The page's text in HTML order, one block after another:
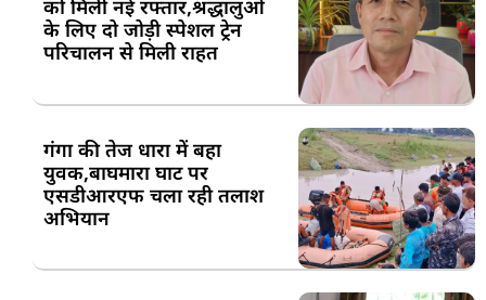
को मिली नई रफ्तार,श्रद्धालुओं
के लिए दो जोड़ी स्पेशल ट्रेन
परिचालन से मिली राहत
गंगा की तेज धारा में बहा
युवक,बाघमारा घाट पर
एसडीआरएफ चला रही तलाश
अभियान